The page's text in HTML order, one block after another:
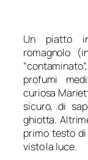
Un piatto
romagnolo
profumi
curiosa
sicuro, di
ghiotta.
primo testo
visto la luce.